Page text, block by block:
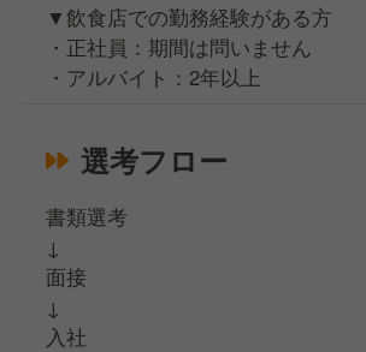
▼飲食店での勤務経験がある方
・正社員：期間は問いません
・アルバイト：2年以上
選考フロー
書類選考
↓
面接
↓
入社